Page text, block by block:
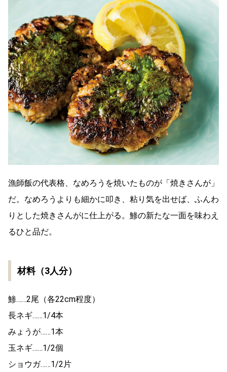
漁師飯の代表格、なめろうを焼いたものが「焼きさんが」
だ。なめろうよりも細かに叩き、粘り気を出せば、ふんわ
りとした焼きさんがに仕上がる。鯵の新たな一面を味わえ
るひと品だ。
材料（3人分）
鯵……2尾（各22cm程度）
長ネギ……1/4本
みょうが……1本
玉ネギ……1/2個
ショウガ……1/2片